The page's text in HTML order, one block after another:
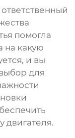
помогла
на какую
и вы
для
двигателя.